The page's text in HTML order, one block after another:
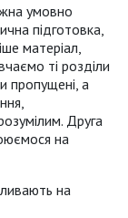
умовно
підготовка,
матеріал,
ті розділи
пропущені, а
Друга
на
на